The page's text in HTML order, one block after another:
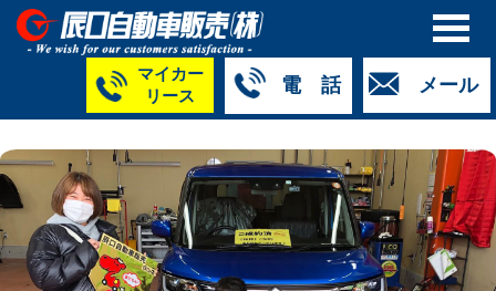
メール
電 話
050-5264-
4427
カーリース）
050-5268-
8009
076-233-
2318
076-255-
0024
0776-33-
2424
050-5264-
4430
マイカー
リース